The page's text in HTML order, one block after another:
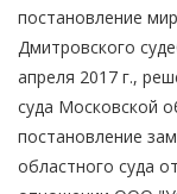
постановление
Дмитровского
апреля 2017 г.,
суда Московской
постановление
областного суда